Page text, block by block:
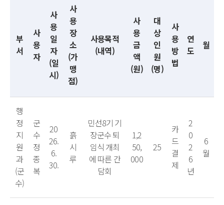
부
서
사
용
자
사
용
일
자
(일
시)
사
용
장
소
(가
맹
점)
사용목적
(내역)
사
용
금
액
(원)
대
상
인
원
(명)
사
용
방
법
연
도
월
행
정
지
원
과
(군
수)
군
수
정
종
복
20
26.
6.
30.
흙
시
루
민선8기 기
장군수 퇴
임식 개최
에 따른 간
담회
1,2
50,
000
25
카
드
결
제
2
0
2
6
년
6
월